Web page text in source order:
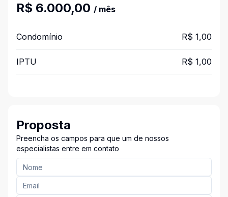
R$ 6.000,00 / mês
Condomínio R$ 1,00
IPTU R$ 1,00
Proposta
Preencha os campos para que um de nossos
especialistas entre em contato